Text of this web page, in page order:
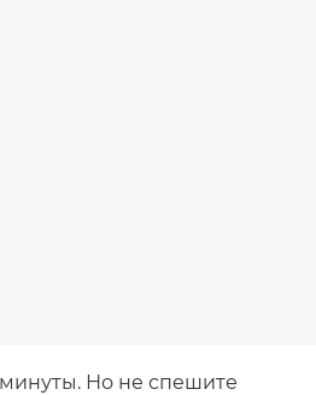
Но не спешите